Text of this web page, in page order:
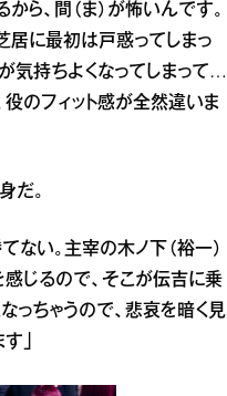
ら、間（ま）が怖いんです。
居に最初は戸惑ってしまっ
気持ちよくなってしまって…
のフィット感が全然違いま
だ。
ない。主宰の木ノ下（裕一）
じるので、そこが伝吉に乗
っちゃうので、悲哀を暗く見
」